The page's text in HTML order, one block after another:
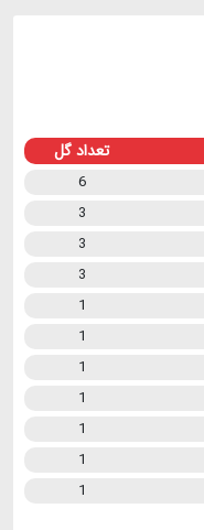
تعداد گل
6
3
3
3
1
1
1
1
1
1
1